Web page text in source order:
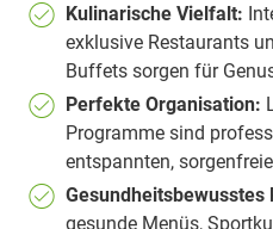
Kulinarische Vielfalt:
exklusive Restaurants
Buffets sorgen für
Perfekte Organisation:
Programme sind
entspannten,
Gesundheitsbewusstes
gesunde Menüs,